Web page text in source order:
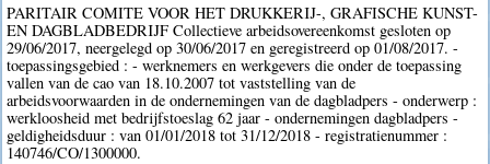
PARITAIR COMITE VOOR HET DRUKKERIJ-, GRAFISCHE KUNST-
EN DAGBLADBEDRIJF Collectieve arbeidsovereenkomst gesloten op
29/06/2017, neergelegd op 30/06/2017 en geregistreerd op 01/08/2017. -
toepassingsgebied : - werknemers en werkgevers die onder de toepassing
vallen van de cao van 18.10.2007 tot vaststelling van de
arbeidsvoorwaarden in de ondernemingen van de dagbladpers - onderwerp :
werkloosheid met bedrijfstoeslag 62 jaar - ondernemingen dagbladpers -
geldigheidsduur : van 01/01/2018 tot 31/12/2018 - registratienummer :
140746/CO/1300000.